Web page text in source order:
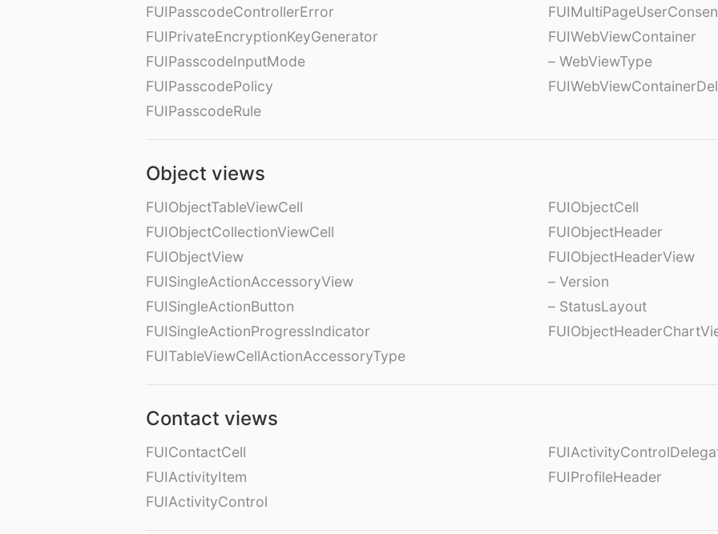
FUIPasscodeControllerError
FUIPrivateEncryptionKeyGenerator
FUIPasscodeInputMode
FUIPasscodePolicy
FUIPasscodeRule
FUIWebViewContainer
– WebViewType
Object views
FUIObjectTableViewCell
FUIObjectCollectionViewCell
FUIObjectView
FUISingleActionAccessoryView
FUISingleActionButton
FUISingleActionProgressIndicator
FUITableViewCellActionAccessoryType
FUIObjectCell
FUIObjectHeader
FUIObjectHeaderView
– Version
– StatusLayout
Contact views
FUIContactCell
FUIActivityItem
FUIActivityControl
FUIProfileHeader